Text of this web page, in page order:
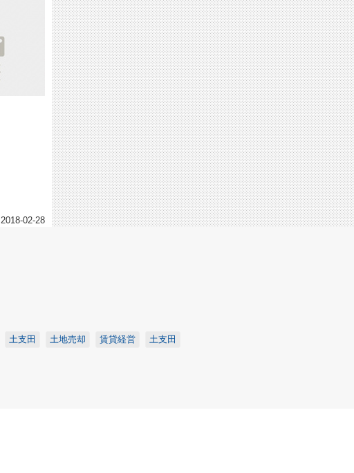
2018-02-28
土支田 土地売却 賃貸経営 土支田